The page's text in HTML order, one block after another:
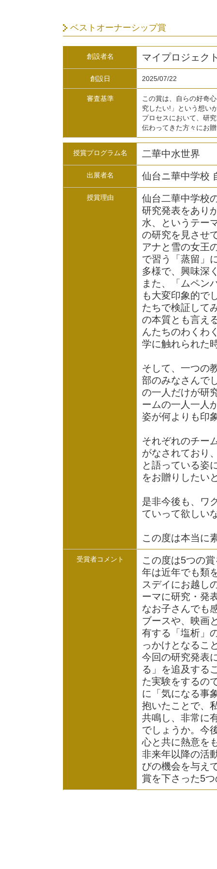
ベストオーナーシップ賞
創設者名 マイプロジェク
創設日 2025/07/22
審査基準
この賞は、自らの好奇
究したい!」という想い
プロセスにおいて、研
伝わってきた方々にお
授賞プログラム名 二華中水世界
出展者名 仙台ニ華中学校
授賞理由
仙台二華中学校
研究発表をあり
水、というテー
の研究を見させ
アナと雪の女王
で習う「蒸留」
多様で、興味深
また、「ムペン
も大変印象的で
たちで検証して
の本質とも言え
んたちのわくわ
学に触れられた
そして、一つの
部のみなさんで
の一人だけが研
ームの一人一人
姿が何よりも印
それぞれのチー
がなされており
と語っている姿
をお贈りしたい
是非今後も、ワ
ていって欲しい
この度は本当に
受賞者コメント
この度は5つの
年は近年でも類
スデイにお越し
ーマに研究・発
なお子さんでも
ブースや、映画
有する「塩析」
っかけとなるこ
今回の研究発表
る」を追及する
た実験をするの
に「気になる事
抱いたことで、
共鳴し、非常に
でしょうか。今
心と共に熱意を
非来年以降の活
びの機会を与え
賞を下さった5